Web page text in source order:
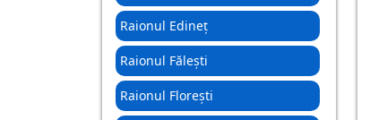
Raionul Edineț
Raionul Fălești
Raionul Florești